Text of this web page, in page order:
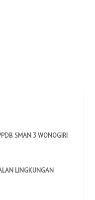
SMAN 3 WONOGIRI
LINGKUNGAN